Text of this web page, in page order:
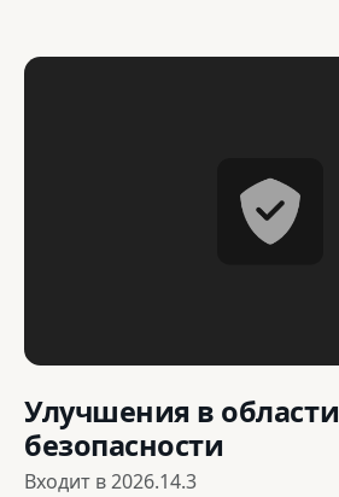
Улучшения в области
безопасности
Входит в2026.14.3